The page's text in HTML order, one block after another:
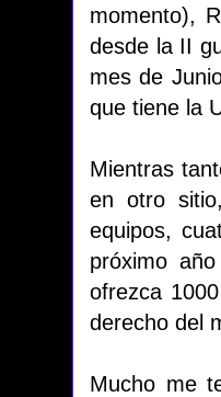
momento),
desde la II
mes de
que tiene la
Mientras
en otro
equipos,
próximo
ofrezca
derecho del
Mucho me